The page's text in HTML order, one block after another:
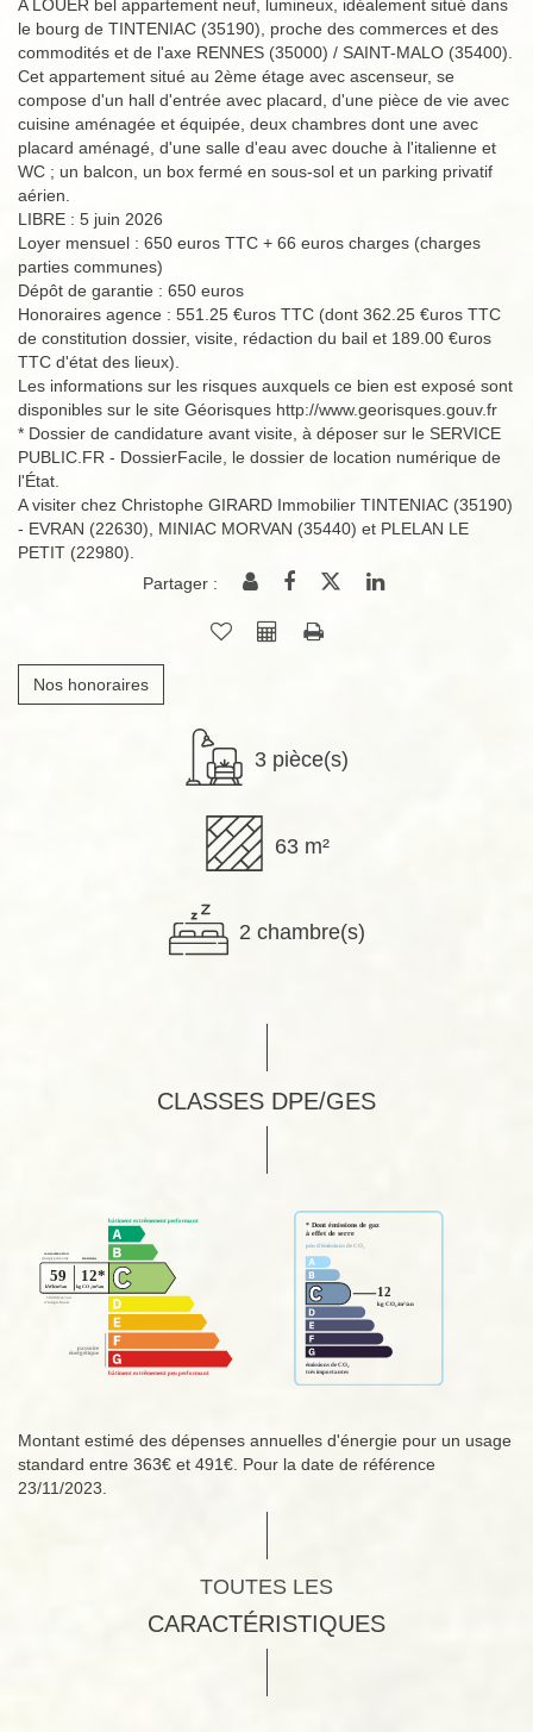
A LOUER bel appartement neuf, lumineux, idéalement situé dans
le bourg de TINTENIAC (35190), proche des commerces et des
commodités et de l'axe RENNES (35000) / SAINT-MALO (35400).
Cet appartement situé au 2ème étage avec ascenseur, se
compose d'un hall d'entrée avec placard, d'une pièce de vie avec
cuisine aménagée et équipée, deux chambres dont une avec
placard aménagé, d'une salle d'eau avec douche à l'italienne et
WC ; un balcon, un box fermé en sous-sol et un parking privatif
aérien.
LIBRE : 5 juin 2026
Loyer mensuel : 650 euros TTC + 66 euros charges (charges
parties communes)
Dépôt de garantie : 650 euros
Honoraires agence : 551.25 €uros TTC (dont 362.25 €uros TTC
de constitution dossier, visite, rédaction du bail et 189.00 €uros
TTC d'état des lieux).
Les informations sur les risques auxquels ce bien est exposé sont
disponibles sur le site Géorisques http://www.georisques.gouv.fr
* Dossier de candidature avant visite, à déposer sur le SERVICE
PUBLIC.FR - DossierFacile, le dossier de location numérique de
l'État.
A visiter chez Christophe GIRARD Immobilier TINTENIAC (35190)
- EVRAN (22630), MINIAC MORVAN (35440) et PLELAN LE
PETIT (22980).
Partager :
Nos honoraires
3 pièce(s)
63 m²
2 chambre(s)
CLASSES DPE/GES
Montant estimé des dépenses annuelles d'énergie pour un usage
standard entre 363€ et 491€. Pour la date de référence
23/11/2023.
TOUTES LES
CARACTÉRISTIQUES